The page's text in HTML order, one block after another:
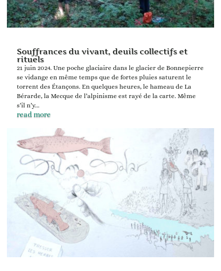
Souffrances du vivant, deuils collectifs et
rituels
21 juin 2024. Une poche glaciaire dans le glacier de Bonnepierre
se vidange en même temps que de fortes pluies saturent le
torrent des Étançons. En quelques heures, le hameau de La
Bérarde, la Mecque de l’alpinisme est rayé de la carte. Même
s’il n’y...
read more